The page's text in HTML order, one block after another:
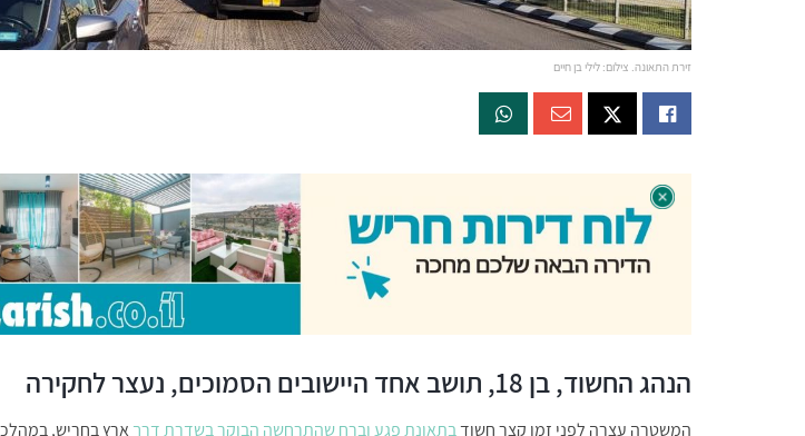
זירת התאונה. צילום: לילי בן חיים
הנהג החשוד, בן 18, תושב אחד היישובים הסמוכים, נעצר לחקירה
המשטרה עצרה לפני זמן קצר חשודבתאונת פגע וברח שהתרחשה הבוקר בשדרת דרך ארץ בחריש,